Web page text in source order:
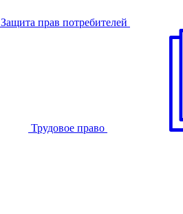
Защита прав потребителей
Трудовое право